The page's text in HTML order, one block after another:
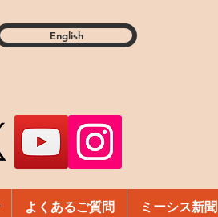
English
よくあるご質問 ミーシス新聞